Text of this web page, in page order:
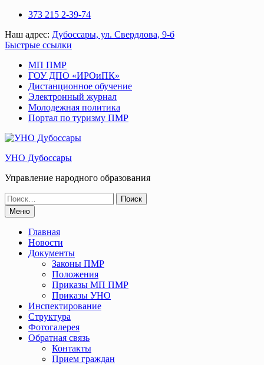
Перейти
содержимому
373 215 2-39-74
Наш адрес: Дубоссары, ул. Свердлова, 9-б
Быстрые ссылки
МП ПМР
ГОУ ДПО «ИРОиПК»
Дистанционное обучение
Электронный журнал
Молодежная политика
Портал по туризму ПМР
УНО Дубоссары
Управление народного образования
Поиск
по:Меню
Главная
Новости
Документы
Законы ПМР
Положения
Приказы МП ПМР
Приказы УНО
Инспектирование
Структура
Фотогалерея
Обратная связь
Контакты
Прием граждан